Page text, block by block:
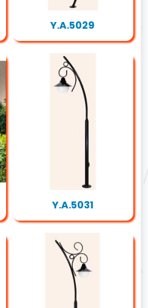
Y.A.5029
Y.A.5031